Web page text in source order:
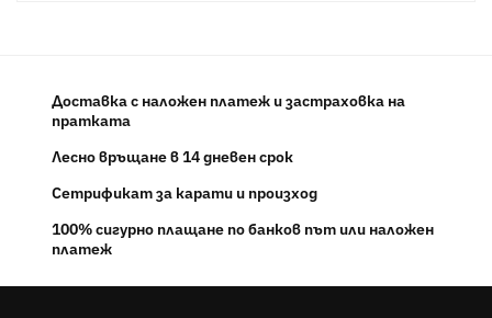
Доставка с наложен платеж и застраховка на
пратката
Лесно връщане в 14 дневен срок
Сетрификат за карати и произход
100% сигурно плащане по банков път или наложен
платеж